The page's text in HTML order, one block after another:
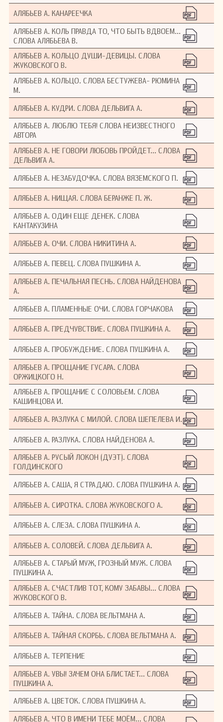
АЛЯБЬЕВ А. КАНАРЕЕЧКА
АЛЯБЬЕВ А. КОЛЬ ПРАВДА ТО, ЧТО БЫТЬ ВДВОЕМ...
СЛОВА АЛЯБЬЕВА В.
АЛЯБЬЕВ А. КОЛЬЦО ДУШИ-ДЕВИЦЫ. СЛОВА
ЖУКОВСКОГО В.
АЛЯБЬЕВ А. КОЛЬЦО. СЛОВА БЕСТУЖЕВА- РЮМИНА
М.
АЛЯБЬЕВ А. КУДРИ. СЛОВА ДЕЛЬВИГА А.
АЛЯБЬЕВ А. ЛЮБЛЮ ТЕБЯ! СЛОВА НЕИЗВЕСТНОГО
АВТОРА
АЛЯБЬЕВ А. НЕ ГОВОРИ ЛЮБОВЬ ПРОЙДЕТ... СЛОВА
ДЕЛЬВИГА А.
АЛЯБЬЕВ А. НЕЗАБУДОЧКА. СЛОВА ВЯЗЕМСКОГО П.
АЛЯБЬЕВ А. НИЩАЯ. СЛОВА БЕРАНЖЕ П. Ж.
АЛЯБЬЕВ А. ОДИН ЕЩЕ ДЕНЕК. СЛОВА
КАНТАКУЗИНА
АЛЯБЬЕВ А. ОЧИ. СЛОВА НИКИТИНА А.
АЛЯБЬЕВ А. ПЕВЕЦ. СЛОВА ПУШКИНА А.
АЛЯБЬЕВ А. ПЕЧАЛЬНАЯ ПЕСНЬ. СЛОВА НАЙДЕНОВА
А.
АЛЯБЬЕВ А. ПЛАМЕННЫЕ ОЧИ. СЛОВА ГОРЧАКОВА
АЛЯБЬЕВ А. ПРЕДЧУВСТВИЕ. СЛОВА ПУШКИНА А.
АЛЯБЬЕВ А. ПРОБУЖДЕНИЕ. СЛОВА ПУШКИНА А.
АЛЯБЬЕВ А. ПРОЩАНИЕ ГУСАРА. СЛОВА
ОРЖИЦКОГО Н.
АЛЯБЬЕВ А. ПРОЩАНИЕ С СОЛОВЬЕМ. СЛОВА
КАШИНЦОВА И.
АЛЯБЬЕВ А. РАЗЛУКА С МИЛОЙ. СЛОВА ШЕПЕЛЕВА И.
АЛЯБЬЕВ А. РАЗЛУКА. СЛОВА НАЙДЕНОВА А.
АЛЯБЬЕВ А. РУСЫЙ ЛОКОН (ДУЭТ). СЛОВА
ГОЛДИНСКОГО
АЛЯБЬЕВ А. САША, Я СТРАДАЮ. СЛОВА ПУШКИНА А.
АЛЯБЬЕВ А. СИРОТКА. СЛОВА ЖУКОВСКОГО А.
АЛЯБЬЕВ А. СЛЕЗА. СЛОВА ПУШКИНА А.
АЛЯБЬЕВ А. СОЛОВЕЙ. СЛОВА ДЕЛЬВИГА А.
АЛЯБЬЕВ А. СТАРЫЙ МУЖ, ГРОЗНЫЙ МУЖ. СЛОВА
ПУШКИНА А.
АЛЯБЬЕВ А. СЧАСТЛИВ ТОТ, КОМУ ЗАБАВЫ... СЛОВА
ЖУКОВСКОГО В.
АЛЯБЬЕВ А. ТАЙНА. СЛОВА ВЕЛЬТМАНА А.
АЛЯБЬЕВ А. ТАЙНАЯ СКОРБЬ. СЛОВА ВЕЛЬТМАНА А.
АЛЯБЬЕВ А. ТЕРПЕНИЕ
АЛЯБЬЕВ А. УВЫ! ЗАЧЕМ ОНА БЛИСТАЕТ... СЛОВА
ПУШКИНА А.
АЛЯБЬЕВ А. ЦВЕТОК. СЛОВА ПУШКИНА А.
АЛЯБЬЕВ А. ЧТО В ИМЕНИ ТЕБЕ МОЁМ... СЛОВА